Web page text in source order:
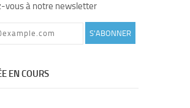
vous à notre newsletter
S'ABONNER
EN COURS